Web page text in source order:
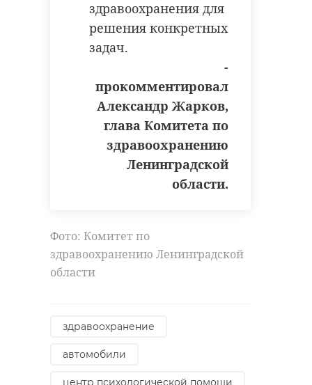
здравоохранения для
решения конкретных
задач.
-
прокомментировал
Александр Жарков,
глава Комитета по
здравоохранению
Ленинградской
области.
Фото: Комитет по
здравоохранению Ленинградской
области
здравоохранение
автомобили